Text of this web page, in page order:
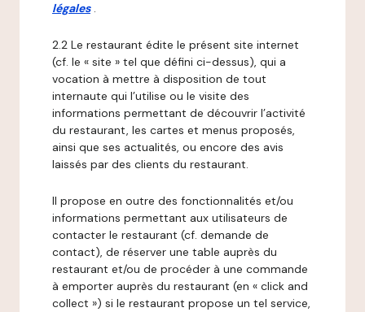
légales .
2.2 Le restaurant édite le présent site internet
(cf. le « site » tel que défini ci-dessus), qui a
vocation à mettre à disposition de tout
internaute qui l’utilise ou le visite des
informations permettant de découvrir l’activité
du restaurant, les cartes et menus proposés,
ainsi que ses actualités, ou encore des avis
laissés par des clients du restaurant.
Il propose en outre des fonctionnalités et/ou
informations permettant aux utilisateurs de
contacter le restaurant (cf. demande de
contact), de réserver une table auprès du
restaurant et/ou de procéder à une commande
à emporter auprès du restaurant (en « click and
collect ») si le restaurant propose un tel service,